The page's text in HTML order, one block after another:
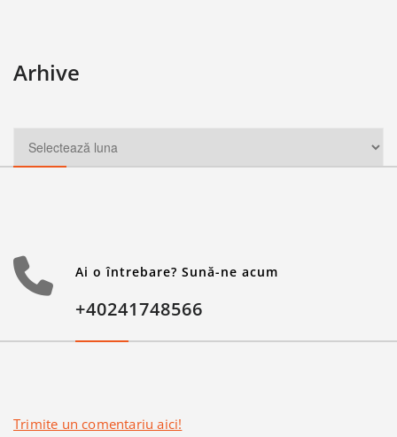
Arhive
Ai o întrebare? Sună-ne acum
+40241748566
Trimite un comentariu aici!